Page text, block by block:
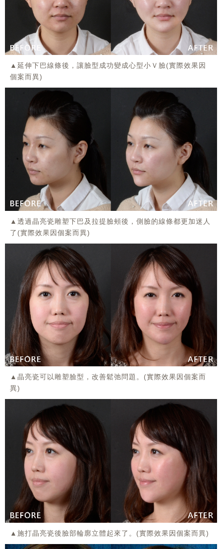
▲延伸下巴線條後，讓臉型成功變成心型小Ｖ臉(實際效果因
個案而異)
▲透過晶亮瓷雕塑下巴及拉提臉頰後，側臉的線條都更加迷人
了(實際效果因個案而異)
▲晶亮瓷可以雕塑臉型，改善鬆弛問題。(實際效果因個案而
異)
▲施打晶亮瓷後臉部輪廓立體起來了。(實際效果因個案而異)